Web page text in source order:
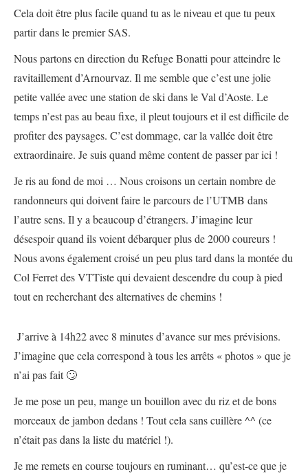
Cela doit être plus facile quand tu as le niveau et que tu peux
partir dans le premier SAS.
Nous partons en direction du Refuge Bonatti pour atteindre le
ravitaillement d’Arnourvaz. Il me semble que c’est une jolie
petite vallée avec une station de ski dans le Val d’Aoste. Le
temps n’est pas au beau fixe, il pleut toujours et il est difficile de
profiter des paysages. C’est dommage, car la vallée doit être
extraordinaire. Je suis quand même content de passer par ici !
Je ris au fond de moi … Nous croisons un certain nombre de
randonneurs qui doivent faire le parcours de l’UTMB dans
l’autre sens. Il y a beaucoup d’étrangers. J’imagine leur
désespoir quand ils voient débarquer plus de 2000 coureurs !
Nous avons également croisé un peu plus tard dans la montée du
Col Ferret des VTTiste qui devaient descendre du coup à pied
tout en recherchant des alternatives de chemins !
J’arrive à 14h22 avec 8 minutes d’avance sur mes prévisions.
J’imagine que cela correspond à tous les arrêts « photos » que je
n’ai pas fait 🙄
Je me pose un peu, mange un bouillon avec du riz et de bons
morceaux de jambon dedans ! Tout cela sans cuillère ^^ (ce
n’était pas dans la liste du matériel !).
Je me remets en course toujours en ruminant… qu’est-ce que je